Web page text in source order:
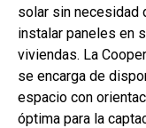
solar sin necesidad
instalar paneles en
viviendas. La
se encarga de
espacio con
óptima para la